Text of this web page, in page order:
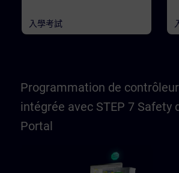
入學考試
Programmation de
intégrée avec STEP 7 Safety
Portal